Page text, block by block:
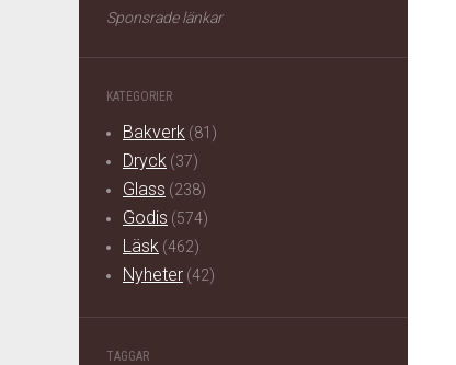
Sponsrade länkar
KATEGORIER
Bakverk (81)
Dryck (37)
Glass (238)
Godis (574)
Läsk (462)
Nyheter (42)
TAGGAR